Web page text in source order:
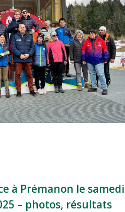
à Prémanon le samedi
– photos, résultats